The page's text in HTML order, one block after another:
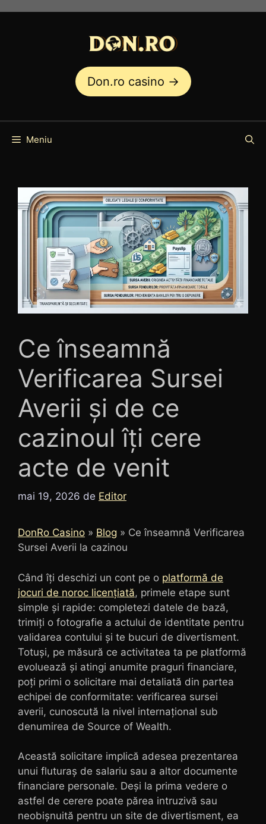
Don.ro casino →
Meniu
Ce înseamnă
Verificarea Sursei
Averii și de ce
cazinoul îți cere
acte de venit
mai 19, 2026 de Editor
DonRo Casino » Blog » Ce înseamnă Verificarea
Sursei Averii la cazinou
Când îți deschizi un cont pe o platformă de
jocuri de noroc licențiată, primele etape sunt
simple și rapide: completezi datele de bază,
trimiți o fotografie a actului de identitate pentru
validarea contului și te bucuri de divertisment.
Totuși, pe măsură ce activitatea ta pe platformă
evoluează și atingi anumite praguri financiare,
poți primi o solicitare mai detaliată din partea
echipei de conformitate: verificarea sursei
averii, cunoscută la nivel internațional sub
denumirea de Source of Wealth.
Această solicitare implică adesea prezentarea
unui fluturaș de salariu sau a altor documente
financiare personale. Deși la prima vedere o
astfel de cerere poate părea intruzivă sau
neobișnuită pentru un site de divertisment, ea